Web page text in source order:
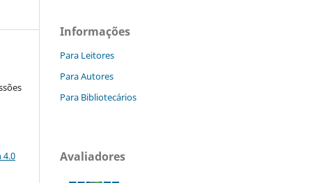
4.0
Informações
Para Leitores
Para Autores
Para Bibliotecários
Avaliadores